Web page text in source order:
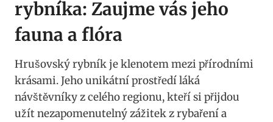
rybníka: Zaujme vás jeho
fauna a flóra
Hrušovský rybník je klenotem mezi přírodními
krásami. Jeho unikátní prostředí láká
návštěvníky z celého regionu, kteří si přijdou
užít nezapomenutelný zážitek z rybaření a